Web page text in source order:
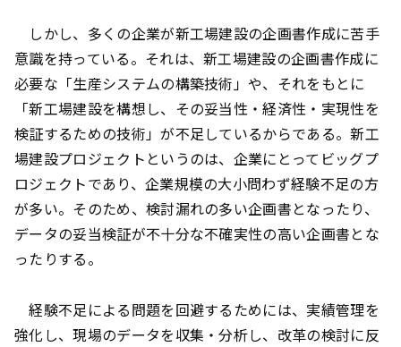
しかし、多くの企業が新工場建設の企画書作成に苦手
意識を持っている。それは、新工場建設の企画書作成に
必要な「生産システムの構築技術」や、それをもとに
「新工場建設を構想し、その妥当性・経済性・実現性を
検証するための技術」が不足しているからである。新工
場建設プロジェクトというのは、企業にとってビッグプ
ロジェクトであり、企業規模の大小問わず経験不足の方
が多い。そのため、検討漏れの多い企画書となったり、
データの妥当検証が不十分な不確実性の高い企画書とな
ったりする。
経験不足による問題を回避するためには、実績管理を
強化し、現場のデータを収集・分析し、改革の検討に反